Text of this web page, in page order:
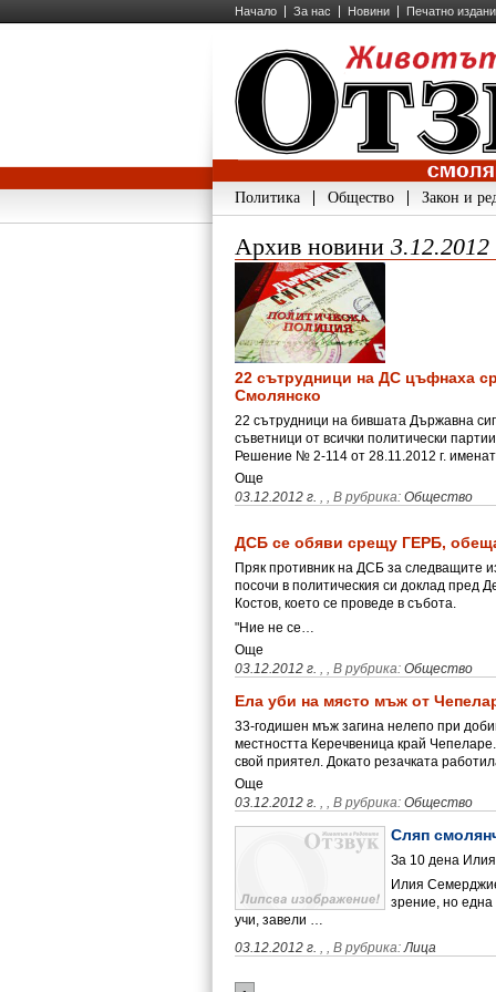
Начало За нас Новини Печатно
Политика Общество Закон и
Архив новини 3.12.2012
22 сътрудници на ДС цъфнаха
Смолянско
22 сътрудници на бившата Държавна
съветници от всички политически
Решение № 2-114 от 28.11.2012 г.
03.12.2012 г. , , В рубрика: Общество
Още
ДСБ се обяви срещу ГЕРБ,
Пряк противник на ДСБ за следващите
посочи в политическия си доклад пред
Костов, което се проведе в събота.
"Ние не се…
03.12.2012 г. , , В рубрика: Общество
Още
Ела уби на място мъж от
33-годишен мъж загина нелепо при
местността Керечвеница край
свой приятел. Докато резачката
03.12.2012 г. , , В рубрика: Общество
Още
Сляп
За 10 дена
Илия
зрение, но една
учи, завели …
03.12.2012 г. , , В рубрика:Лица